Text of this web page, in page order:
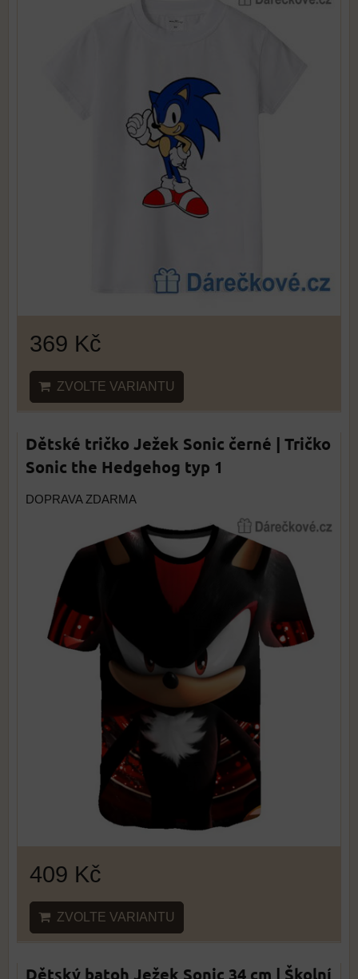
369 Kč
ZVOLTE VARIANTU
Dětské tričko Ježek Sonic černé | Tričko
Sonic the Hedgehog typ 1
DOPRAVA ZDARMA
409 Kč
ZVOLTE VARIANTU
Dětský batoh Ježek Sonic 34 cm | Školní